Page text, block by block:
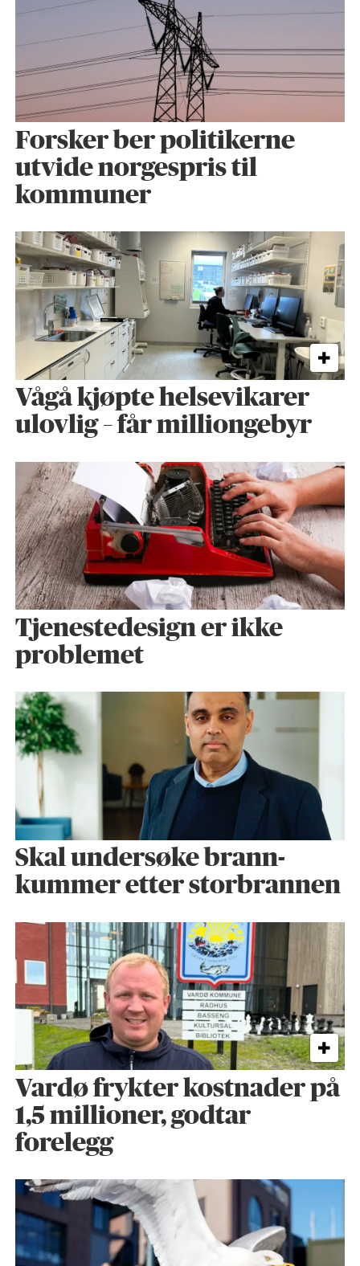
Forsker ber politikerne
utvide norgespris til
kommuner
Vågå kjøpte helse­vikarer
ulovlig – får milliongebyr
Tjenestedesign er ikke
problemet
Skal undersøke brann­
kummer etter storbrannen
Vardø frykter kostnader på
1,5 millioner, godtar
forelegg